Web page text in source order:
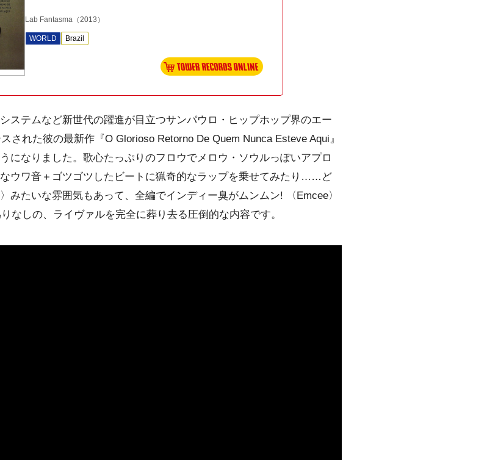
Lab Fantasma （2013）
WORLD Brazil
ステムなど新世代の躍進が目立つサンパウロ ・ ヒップホップ界のエー
された彼の最新作『O Glorioso Retorno De Quem Nunca Esteve Aqui』
になりました。歌心たっぷりのフロウでメロウ・ソウルっぽいアプロ
ウワ音＋ゴツゴツしたビートに猟奇的なラップを乗せてみたり……ど
〉みたいな雰囲気もあって、全編でインディー臭がムンムン! 〈Emcee〉
なしの、ライヴァルを完全に葬り去る圧倒的な内容です。